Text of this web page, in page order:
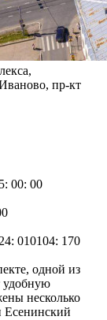
пр-кт
00: 00
010104: 170
одной из
удобную
несколько
Есенинский